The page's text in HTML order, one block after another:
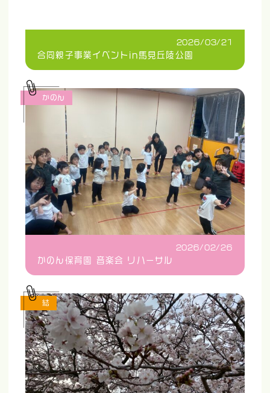
2026/03/21
合同親子事業イベントin馬見丘陵公園
2026/02/26
かのん保育園 音楽会 リハーサル
かのん
結